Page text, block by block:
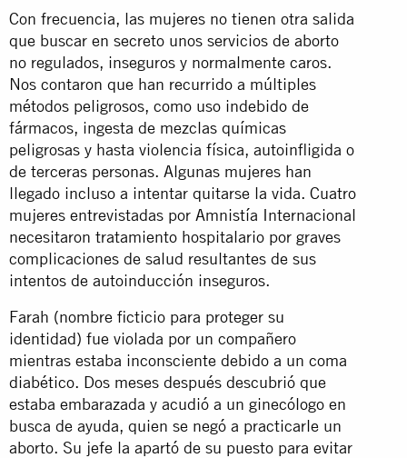
Con frecuencia, las mujeres no tienen otra salida
que buscar en secreto unos servicios de aborto
no regulados, inseguros y normalmente caros.
Nos contaron que han recurrido a múltiples
métodos peligrosos, como uso indebido de
fármacos, ingesta de mezclas químicas
peligrosas y hasta violencia física, autoinfligida o
de terceras personas. Algunas mujeres han
llegado incluso a intentar quitarse la vida. Cuatro
mujeres entrevistadas por Amnistía Internacional
necesitaron tratamiento hospitalario por graves
complicaciones de salud resultantes de sus
intentos de autoinducción inseguros.
Farah (nombre ficticio para proteger su
identidad) fue violada por un compañero
mientras estaba inconsciente debido a un coma
diabético. Dos meses después descubrió que
estaba embarazada y acudió a un ginecólogo en
busca de ayuda, quien se negó a practicarle un
aborto. Su jefe la apartó de su puesto para evitar